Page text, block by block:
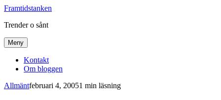
Framtidstanken
Trender o sånt
Meny
Kontakt
Om bloggen
Allmäntfebruari 4, 20051 min läsning